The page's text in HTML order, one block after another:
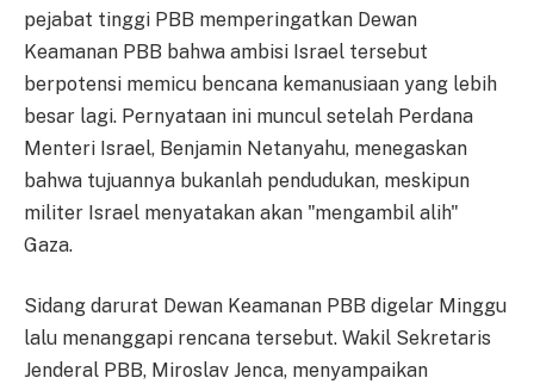
pejabat tinggi PBB memperingatkan Dewan
Keamanan PBB bahwa ambisi Israel tersebut
berpotensi memicu bencana kemanusiaan yang lebih
besar lagi. Pernyataan ini muncul setelah Perdana
Menteri Israel, Benjamin Netanyahu, menegaskan
bahwa tujuannya bukanlah pendudukan, meskipun
militer Israel menyatakan akan "mengambil alih"
Gaza.
Sidang darurat Dewan Keamanan PBB digelar Minggu
lalu menanggapi rencana tersebut. Wakil Sekretaris
Jenderal PBB, Miroslav Jenca, menyampaikan